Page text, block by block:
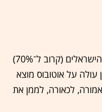
אבל על מה הולך הכסף? הרי רוב הישראלים (קרוב ל־70%)
עולה על אוטובוס מוצא
לכאורה, לממן את